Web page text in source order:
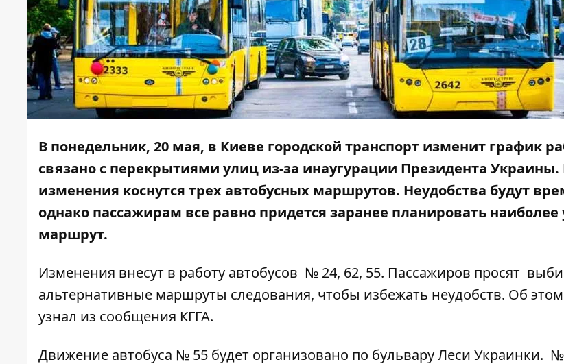
В понедельник, 20 мая, в Киеве городской транспорт изменит график
связано с перекрытиями улиц из-за инаугурации Президента Украины.
изменения коснутся трех автобусных маршрутов. Неудобства будут
однако пассажирам все равно придется заранее планировать
маршрут.
Изменения внесут в работу автобусов № 24, 62, 55. Пассажиров просят
альтернативные маршруты следования, чтобы избежать неудобств. Об этом
узнал из сообщения КГГА.
Движение автобуса № 55 будет организовано по бульвару Леси Украинки. №